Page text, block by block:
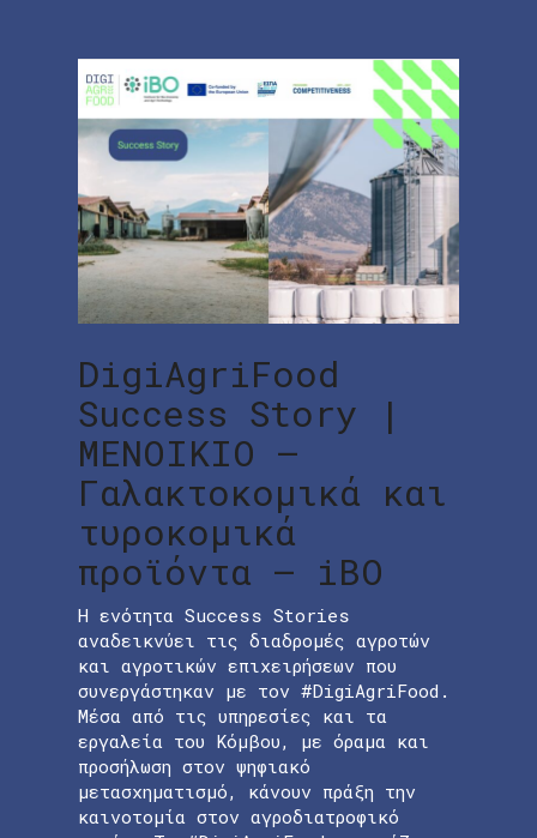
DigiAgriFood
Success Story |
ΜΕΝΟΙΚΙΟ –
Γαλακτοκομικά και
τυροκομικά
προϊόντα – iBO
Η ενότητα Success Stories
αναδεικνύει τις διαδρομές αγροτών
και αγροτικών επιχειρήσεων που
συνεργάστηκαν με τον #DigiAgriFood.
Μέσα από τις υπηρεσίες και τα
εργαλεία του Κόμβου, με όραμα και
προσήλωση στον ψηφιακό
μετασχηματισμό, κάνουν πράξη την
καινοτομία στον αγροδιατροφικό